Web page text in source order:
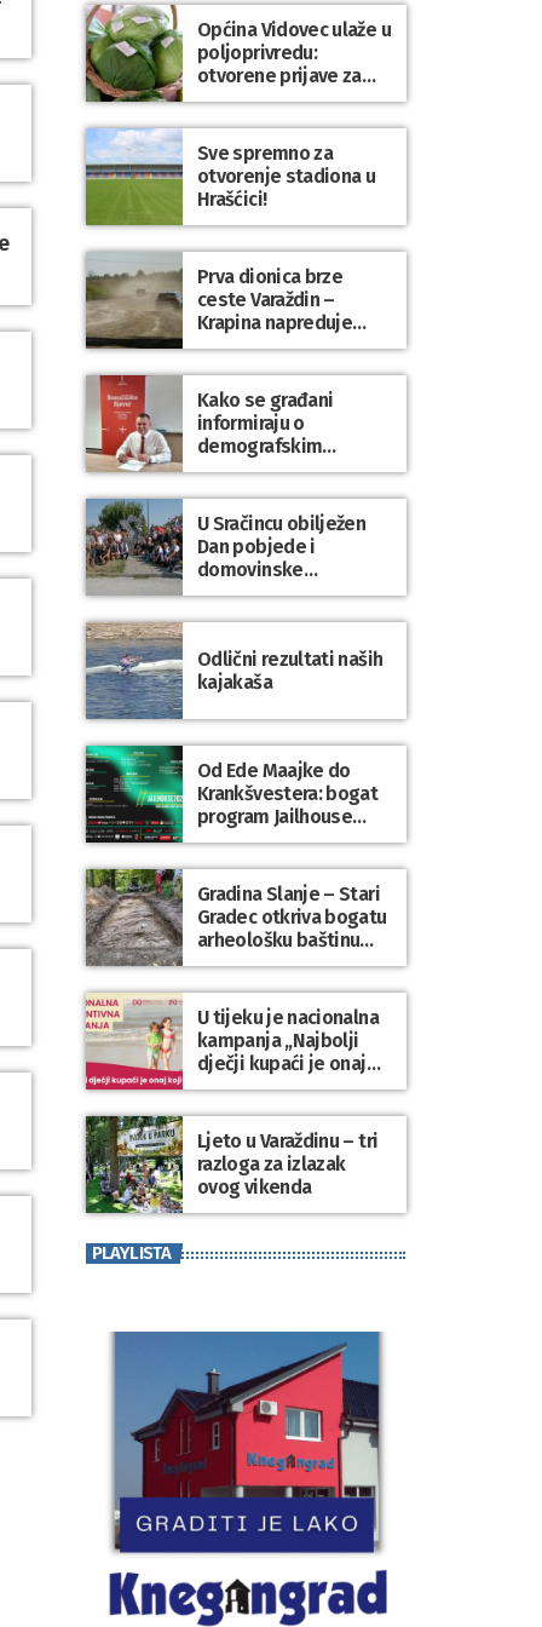
Općina Vidovec ulaže u
poljoprivredu:
otvorene prijave za
općinske potpore
Sve spremno za
otvorenje stadiona u
Hrašćici!
Prva dionica brze
ceste Varaždin –
Krapina napreduje
prema planu
Kako se građani
informiraju o
demografskim
mjerama? Sudjelujte u
istraživanju!
U Sračincu obilježen
Dan pobjede i
domovinske
zahvalnosti te Dan
hrvatskih branitelja
Odlični rezultati naših
kajakaša
Od Ede Maajke do
Krankšvestera: bogat
program Jailhouse
Festivala 2026. u
Lepoglavi
Gradina Slanje – Stari
Gradec otkriva bogatu
arheološku baštinu
Varaždinske županije
U tijeku je nacionalna
kampanja „Najbolji
dječji kupaći je onaj
koji se nosi“
Ljeto u Varaždinu – tri
razloga za izlazak
ovog vikenda
PLAYLISTA